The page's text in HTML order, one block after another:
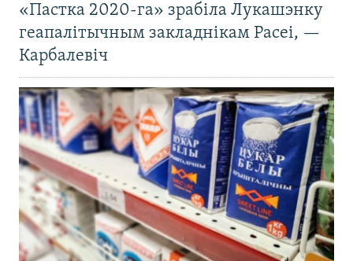
«Пастка 2020-га» зрабіла Лукашэнку
геапалітычным закладнікам Расеі, —
Карбалевіч